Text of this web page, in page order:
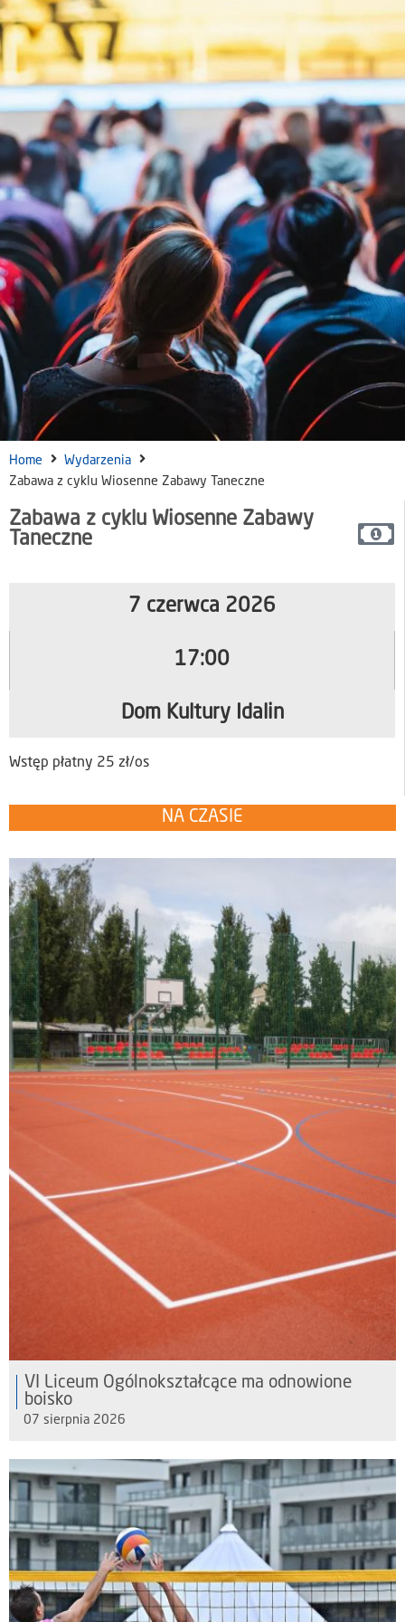
Home
Wydarzenia
Zabawa z cyklu Wiosenne Zabawy Taneczne
Zabawa z cyklu Wiosenne Zabawy
Taneczne
7 czerwca 2026
17:00
Dom Kultury Idalin
Wstęp płatny 25 zł/os
NA CZASIE
VI Liceum Ogólnokształcące ma odnowione
boisko
07 sierpnia 2026